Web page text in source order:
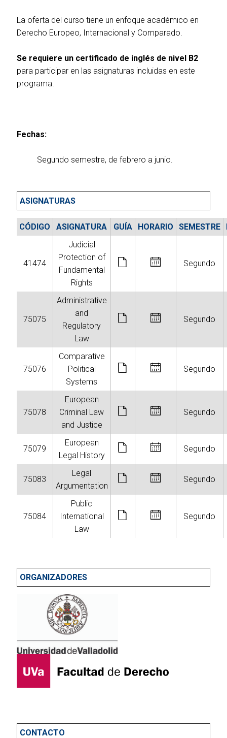
La oferta del curso tiene un enfoque académico en
Derecho Europeo, Internacional y Comparado.
Se requiere un certificado de inglés de nivel B2
para participar en las asignaturas incluidas en este
programa.
Fechas:
Segundo semestre, de febrero a junio.
ASIGNATURAS
CÓDIGO ASIGNATURA GUÍA HORARIO SEMESTRE
41474
Judicial
Protection of
Fundamental
Rights
Segundo
75075
Administrative
and
Regulatory
Law
Segundo
75076
Comparative
Political
Systems
Segundo
75078
European
Criminal Law
and Justice
Segundo
75079
European
Legal History
Segundo
75083
Legal
Argumentation
Segundo
75084
Public
International
Law
Segundo
ORGANIZADORES
CONTACTO